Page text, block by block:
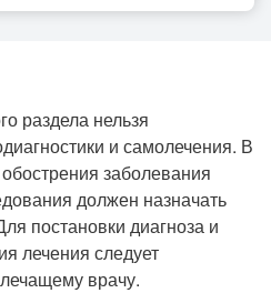
раздела нельзя
и самолечения. В
заболевания
должен назначать
постановки диагноза и
лечения следует
врачу.